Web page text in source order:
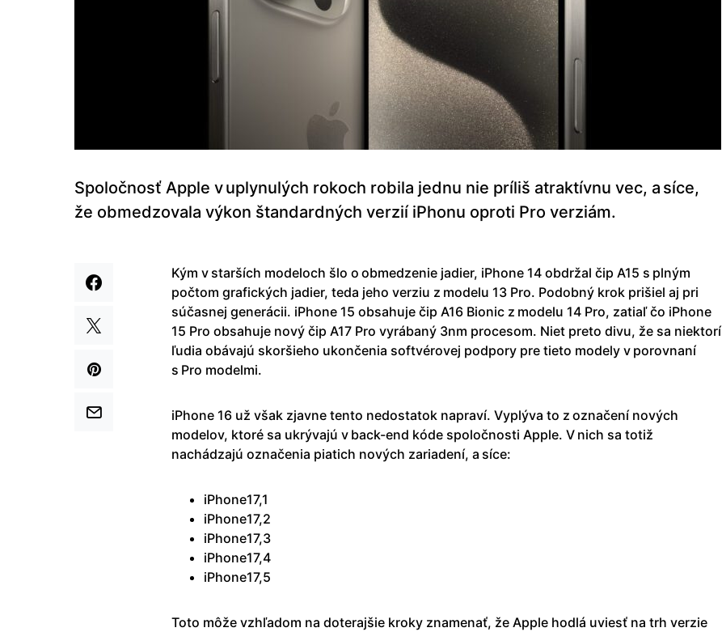
Spoločnosť Apple v uplynulých rokoch robila jednu nie príliš atraktívnu vec, a síce,
že obmedzovala výkon štandardných verzií iPhonu oproti Pro verziám.
Kým v starších modeloch šlo o obmedzenie jadier, iPhone 14 obdržal čip A15 s plným
počtom grafických jadier, teda jeho verziu z modelu 13 Pro. Podobný krok prišiel aj pri
súčasnej generácii. iPhone 15 obsahuje čip A16 Bionic z modelu 14 Pro, zatiaľ čo iPhone
15 Pro obsahuje nový čip A17 Pro vyrábaný 3nm procesom. Niet preto divu, že sa niektorí
ľudia obávajú skoršieho ukončenia softvérovej podpory pre tieto modely v porovnaní
s Pro modelmi.
iPhone 16 už však zjavne tento nedostatok napraví. Vyplýva to z označení nových
modelov, ktoré sa ukrývajú v back-end kóde spoločnosti Apple. V nich sa totiž
nachádzajú označenia piatich nových zariadení, a síce:
iPhone17,1
iPhone17,2
iPhone17,3
iPhone17,4
iPhone17,5
Toto môže vzhľadom na doterajšie kroky znamenať, že Apple hodlá uviesť na trh verzie